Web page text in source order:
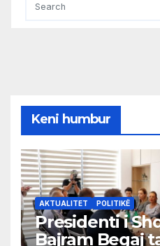
Keni humbur
AKTUALITET POLITIKË
Presidenti i
Bajram Begaj